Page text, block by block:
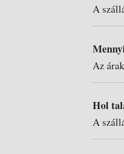
A
Az
Hol
A